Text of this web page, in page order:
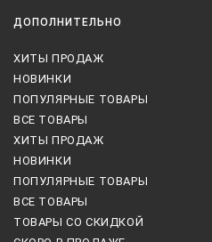
ДОПОЛНИТЕЛЬНО
ХИТЫ ПРОДАЖ
НОВИНКИ
ПОПУЛЯРНЫЕ ТОВАРЫ
ВСЕ ТОВАРЫ
ХИТЫ ПРОДАЖ
НОВИНКИ
ПОПУЛЯРНЫЕ ТОВАРЫ
ВСЕ ТОВАРЫ
ТОВАРЫ СО СКИДКОЙ